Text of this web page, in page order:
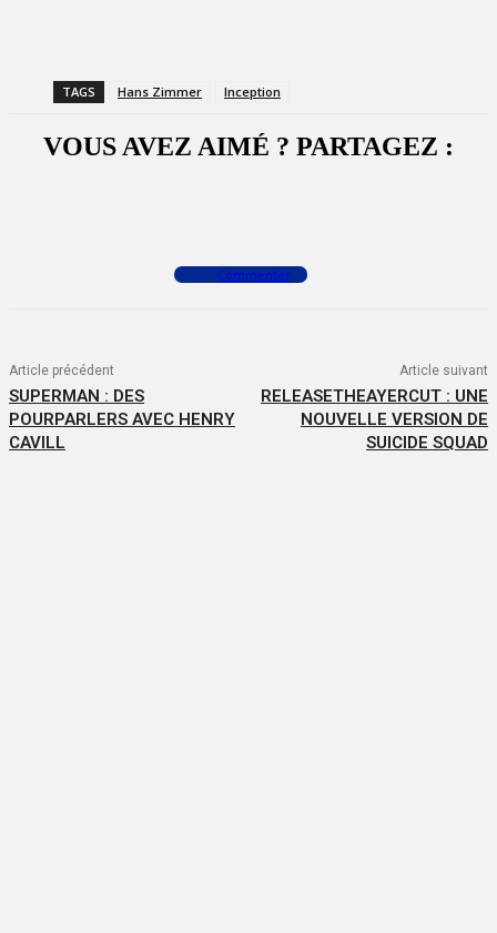
TAGS Hans Zimmer Inception
VOUS AVEZ AIMÉ ? PARTAGEZ :
Commenter
Article précédent
SUPERMAN : DES
POURPARLERS AVEC HENRY
CAVILL
Article suivant
RELEASETHEAYERCUT : UNE
NOUVELLE VERSION DE
SUICIDE SQUAD